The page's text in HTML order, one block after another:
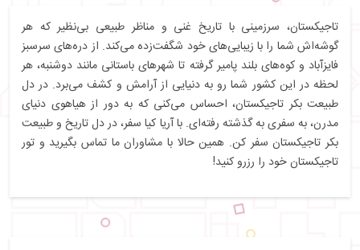
تاجیکستان، سرزمینی با تاریخ غنی و مناظر طبیعی بی‌نظیر که هر
گوشه‌اش شما را با زیبایی‌های خود شگفت‌زده می‌کند. از دره‌های سرسبز
فایزآباد و کوه‌های بلند پامیر گرفته تا شهرهای باستانی مانند دوشنبه، هر
لحظه در این کشور شما رو به دنیایی از آرامش و کشف می‌برد. در دل
طبیعت بکر تاجیکستان، احساس می‌کنی که به دور از هیاهوی دنیای
مدرن، به سفری به گذشته رفته‌ای. با آریا کیا سفر، در دل تاریخ و طبیعت
بکر تاجیکستان سفر کن. همین حالا با مشاوران ما تماس بگیرید و تور
تاجیکستان خود را رزرو کنید!